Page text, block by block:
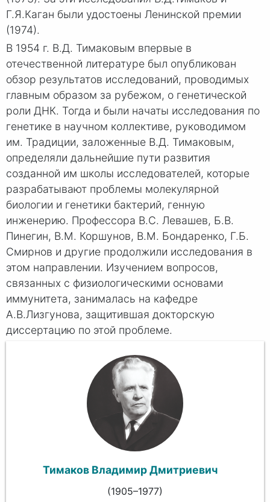
Г.Я.Каган были удостоены Ленинской премии
(1974).
В 1954 г. В.Д. Тимаковым впервые в
отечественной литературе был опубликован
обзор результатов исследований, проводимых
главным образом за рубежом, о генетической
роли ДНК. Тогда и были начаты исследования по
генетике в научном коллективе, руководимом
им. Традиции, заложенные В.Д. Тимаковым,
определяли дальнейшие пути развития
созданной им школы исследователей, которые
разрабатывают проблемы молекулярной
биологии и генетики бактерий, генную
инженерию. Профессора В.С. Левашев, Б.В.
Пинегин, В.М. Коршунов, В.М. Бондаренко, Г.Б.
Смирнов и другие продолжили исследования в
этом направлении. Изучением вопросов,
связанных с физиологическими основами
иммунитета, занималась на кафедре
А.В.Лизгунова, защитившая докторскую
диссертацию по этой проблеме.
Тимаков Владимир Дмитриевич
(1905–1977)